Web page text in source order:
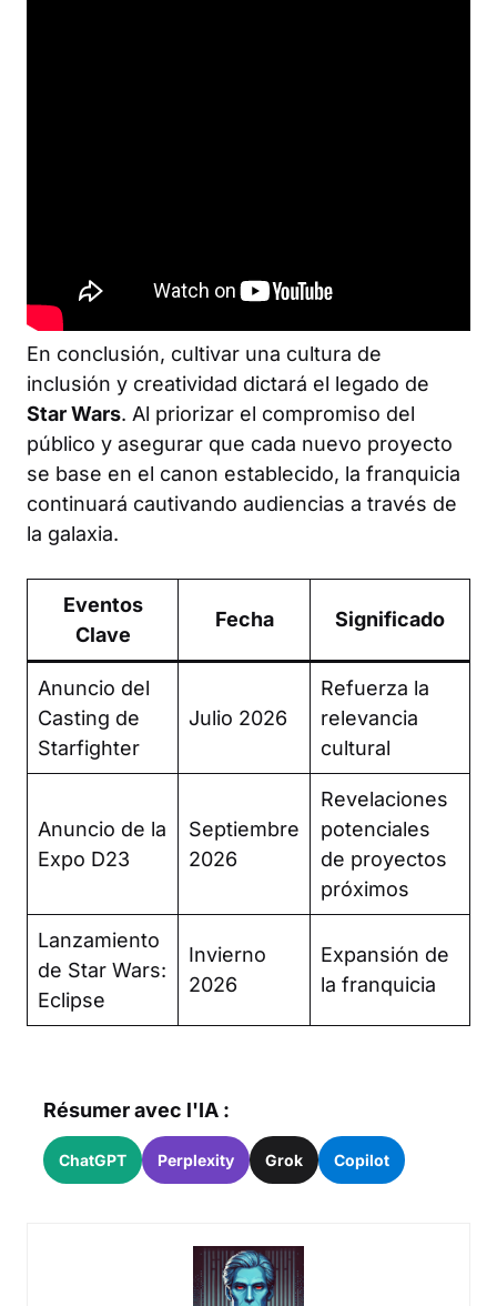
En conclusión, cultivar una cultura de
inclusión y creatividad dictará el legado de
Star Wars. Al priorizar el compromiso del
público y asegurar que cada nuevo proyecto
se base en el canon establecido, la franquicia
continuará cautivando audiencias a través de
la galaxia.
Eventos
Clave
Fecha Significado
Anuncio del
Casting de
Starfighter
Julio 2026
Refuerza la
relevancia
cultural
Anuncio de la
Expo D23
Septiembre
2026
Revelaciones
potenciales
de proyectos
próximos
Lanzamiento
de Star Wars:
Eclipse
Invierno
2026
Expansión de
la franquicia
Résumer avec l'IA :
ChatGPT Perplexity Grok Copilot